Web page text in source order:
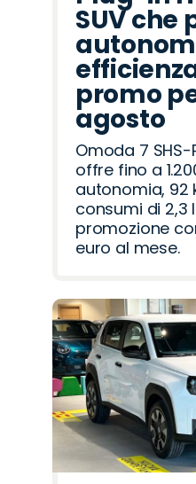
SUV che
promo
agosto
Omoda 7
offre fino a
autonomia, 92
consumi di 2,3
promozione
euro al mese.